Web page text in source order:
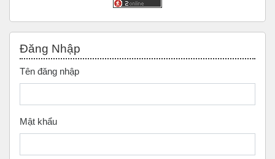
Đăng Nhập
Tên đăng nhập
Mật khẩu